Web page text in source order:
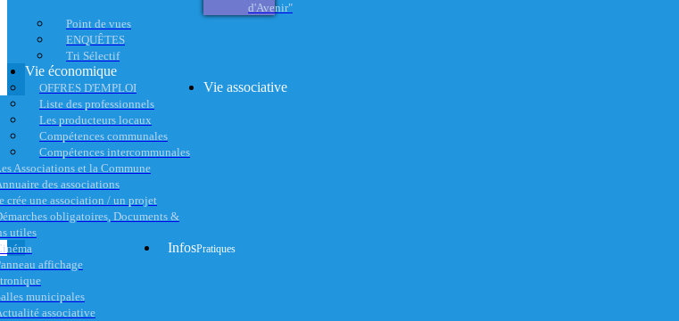
d'Avenir"
Point de vues
ENQUÊTES
Tri Sélectif
Vie économique
OFFRES D'EMPLOI
Liste des professionnels
Les producteurs locaux
Compétences communales
Compétences intercommunales
Vie associative
Associations et la Commune
des associations
crée une association / un projet
obligatoires, Documents &
utiles
affichage
municipales
associative
InfosPratiques